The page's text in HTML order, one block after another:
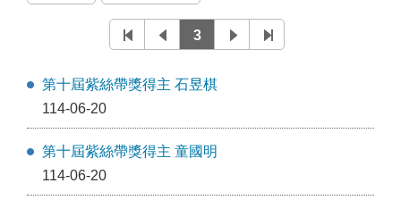
3
第十屆紫絲帶獎得主 石昱棋
114-06-20
第十屆紫絲帶獎得主 童國明
114-06-20